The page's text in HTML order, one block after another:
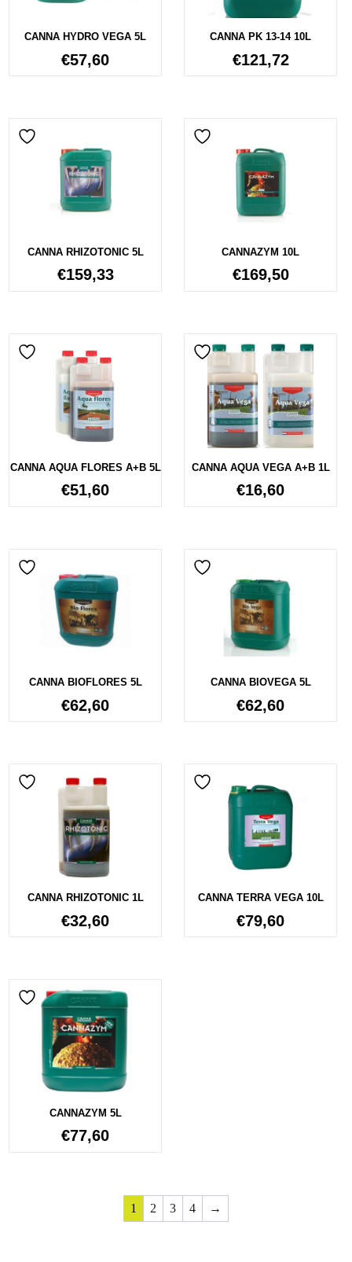
CANNA HYDRO VEGA 5L
€57,60
CANNA PK 13-14 10L
€121,72
CANNA RHIZOTONIC 5L
€159,33
CANNAZYM 10L
€169,50
CANNA AQUA FLORES A+B 5L
€51,60
CANNA AQUA VEGA A+B 1L
€16,60
CANNA BIOFLORES 5L
€62,60
CANNA BIOVEGA 5L
€62,60
CANNA RHIZOTONIC 1L
€32,60
CANNA TERRA VEGA 10L
€79,60
CANNAZYM 5L
€77,60
1 2 3 4 →